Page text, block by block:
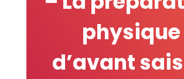
physique
d’avant